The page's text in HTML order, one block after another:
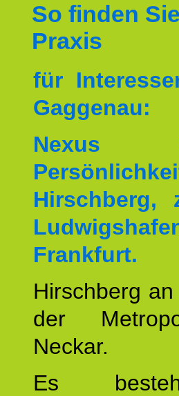
So finden
Praxis
für
Gaggenau:
Nexus
Hirschberg,
Frankfurt.
Hirschberg
der
Neckar.
Es